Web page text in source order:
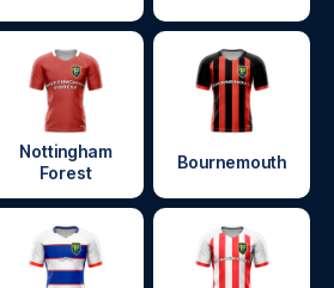
Nottingham
Forest
Bournemouth